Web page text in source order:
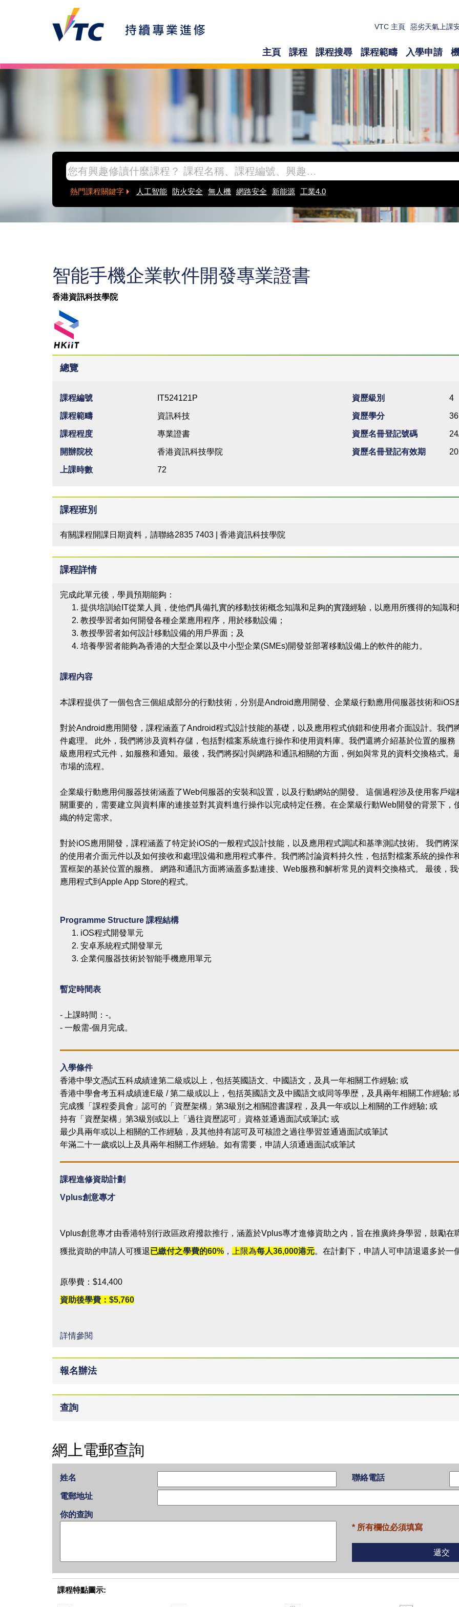
Skip to main content
VTC 主頁 惡劣天氣上課
主頁 課程 課程搜尋 課程範疇 入學申請
熱門課程關鍵字 人工智能 防火安全 無人機 網路安全 新能源 工業4.0
智能手機企業軟件開發專業證書
香港資訊科技學院
總覽
課程編號 IT524121P
課程範疇 資訊科技
課程程度 專業證書
開辦院校 香港資訊科技學院
上課時數 72
資歷級別 4
資歷學分 36
資歷名冊登記號碼
資歷名冊登記有效期
課程班別
有關課程開課日期資料，請聯絡2835 7403 | 香港資訊科技學院
課程詳情
完成此單元後，學員預期能夠：
提供培訓給IT從業人員，使他們具備扎實的移動技術概念知識和足夠的實踐經驗，以應用所獲得的知識
教授學習者如何開發各種企業應用程序，用於移動設備；
教授學習者如何設計移動設備的用戶界面；及
培養學習者能夠為香港的大型企業以及中小型企業(SMEs)開發並部署移動設備上的軟件的能力。
課程内容
本課程提供了一個包含三個組成部分的行動技術，分別是Android應用開發、企業級行動應用伺服器技術和iOS
對於Android應用開發，課程涵蓋了Android程式設計技能的基礎，以及應用程式偵錯和使用者介面設計。我們
件處理。 此外，我們將涉及資料存儲，包括對檔案系統進行操作和使用資料庫。我們還將介紹基於位置的服
級應用程式元件，如服務和通知。最後，我們將探討與網路和通訊相關的方面，例如與常見的資料交換格式
市場的流程。
企業級行動應用伺服器技術涵蓋了Web伺服器的安裝和設置，以及行動網站的開發。 這個過程涉及使用客戶
關重要的，需要建立與資料庫的連接並對其資料進行操作以完成特定任務。在企業級行動Web開發的背景下
織的特定需求。
對於iOS應用開發，課程涵蓋了特定於iOS的一般程式設計技能，以及應用程式調試和基準測試技術。 我們將
的使用者介面元件以及如何接收和處理設備和應用程式事件。我們將討論資料持久性，包括對檔案系統的操作
置框架的基於位置的服務。 網路和通訊方面將涵蓋多點連接、Web服務和解析常見的資料交換格式。 最後，
應用程式到Apple App Store的程式。
Programme Structure 課程結構
iOS程式開發單元
安卓系統程式開發單元
企業伺服器技術於智能手機應用單元
暫定時間表
- 上課時間：-。
- 一般需-個月完成。
入學條件
香港中學文憑試五科成績達第二級或以上，包括英國語文、中國語文，及具一年相關工作經驗; 或
香港中學會考五科成績達E級 / 第二級或以上，包括英國語文及中國語文或同等學歴，及具兩年相關工作經驗;
完成獲「課程委員會」認可的「資歷架構」第3級別之相關證書課程，及具一年或以上相關的工作經驗; 或
持有「資歷架構」第3級別或以上「過往資歷認可」資格並通過面試或筆試; 或
最少具兩年或以上相關的工作經驗，及其他持有認可及可核證之過往學習並通過面試或筆試
年滿二十一歲或以上及具兩年相關工作經驗。如有需要，申請人須通過面試或筆試
課程進修資助計劃
Vplus創意專才
Vplus創意專才由香港特別行政區政府撥款推行，涵蓋於Vplus專才進修資助之內，旨在推廣終身學習，鼓勵
獲批資助的申請人可獲退已繳付之學費的60% ， 上限為每人36,000港元。在計劃下，申請人可申請退還多於一
原學費：$14,400
資助後學費：$5,760
詳情參閱
報名辦法
查詢
網上電郵查詢
姓名 聯絡電話
電郵地址
你的查詢
* 所有欄位必須填寫
課程特點圖示: